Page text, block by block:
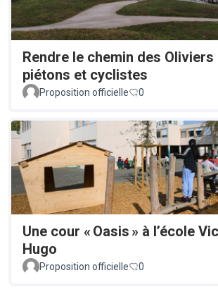
Rendre le chemin des Oliviers
piétons et cyclistes
Proposition officielle 0
Une cour « Oasis » à l’école
Hugo
Proposition officielle 0